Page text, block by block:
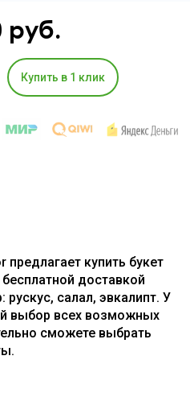
руб.
Купить в 1 клик
предлагает купить букет
доставкой
салал, эвкалипт. У
выбор всех возможных
сможете выбрать